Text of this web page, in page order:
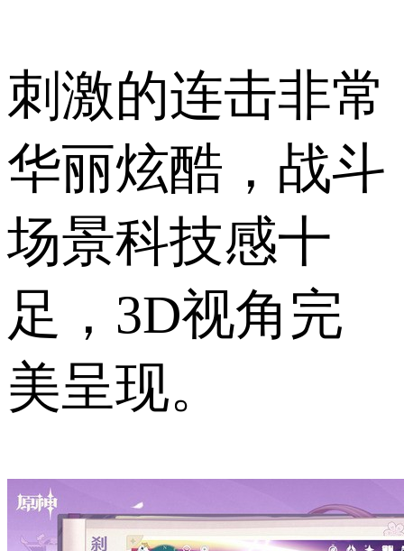
刺激的连击非常
华丽炫酷，战斗
场景科技感十
足，3D视角完
美呈现。